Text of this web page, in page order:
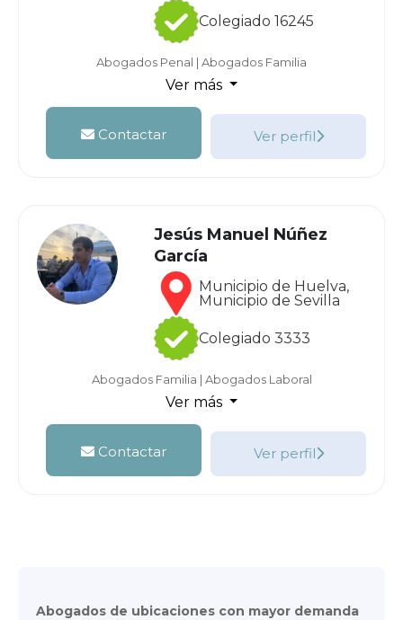
Colegiado 16245
Abogados Penal | Abogados Familia
Ver más
Contactar Ver perfil
Jesús Manuel Núñez
García
Municipio de Huelva,
Municipio de Sevilla
Colegiado 3333
Abogados Familia | Abogados Laboral
Ver más
Contactar Ver perfil
Abogados de ubicaciones con mayor demanda